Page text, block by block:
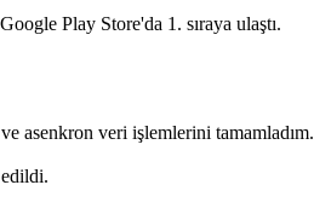
Play Store'da 1. sıraya ulaştı.
asenkron veri işlemlerini tamamladım.